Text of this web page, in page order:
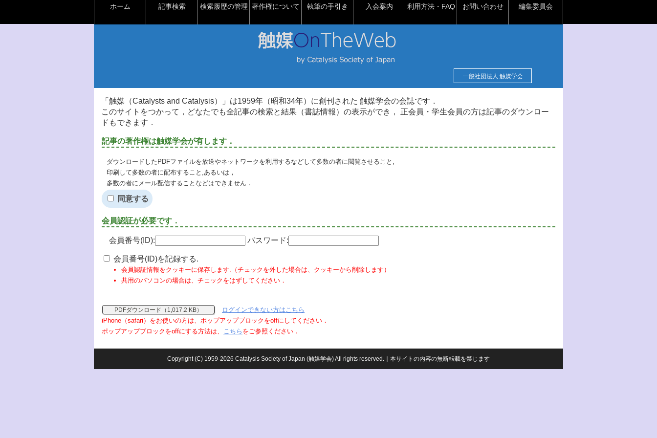
ホーム 記事検索 検索履歴の管理 著作権について 執筆の手引き 入会案内 利用方法・FAQ お問い合わせ 編集委員会
一般社団法人 触媒学会
「触媒（Catalysts and Catalysis）」は1959年（昭和34年）に創刊された 触媒学会の会誌です．
このサイトをつかって，どなたでも全記事の検索と結果（書誌情報）の表示ができ， 正会員・学生会員の方は記事のダウンロー
ドもできます．
記事の著作権は触媒学会が有します．
ダウンロードしたPDFファイルを放送やネットワークを利用するなどして多数の者に閲覧させること,
印刷して多数の者に配布すること,あるいは，
多数の者にメール配信することなどはできません．
同意する
会員認証が必要です．
会員番号(ID): パスワード:
会員番号(ID)を記録する.
会員認証情報をクッキーに保存します.（チェックを外した場合は、クッキーから削除します）
共用のパソコンの場合は、チェックをはずしてください．
PDFダウンロード（1,017.2 KB）
ログインできない方はこちら
iPhone（safari）をお使いの方は、ポップアップブロックをoffにしてください．
ポップアップブロックをoffにする方法は、 こちら をご参照ください．
Copyright (C) 1959-2026 Catalysis Society of Japan (触媒学会) All rights reserved.｜本サイトの内容の無断転載を禁じます